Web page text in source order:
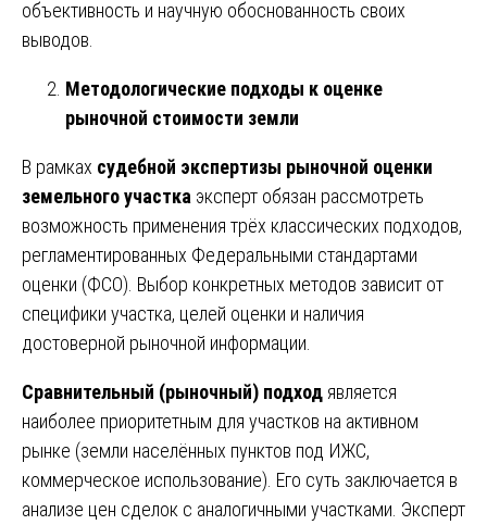
объективность и научную обоснованность своих
выводов.
Методологические подходы к оценке
рыночной стоимости земли
В рамках судебной экспертизы рыночной оценки
земельного участка эксперт обязан рассмотреть
возможность применения трёх классических подходов,
регламентированных Федеральными стандартами
оценки (ФСО). Выбор конкретных методов зависит от
специфики участка, целей оценки и наличия
достоверной рыночной информации.
Сравнительный (рыночный) подход является
наиболее приоритетным для участков на активном
рынке (земли населённых пунктов под ИЖС,
коммерческое использование). Его суть заключается в
анализе цен сделок с аналогичными участками. Эксперт